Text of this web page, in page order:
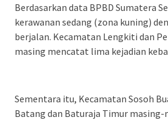
Berdasarkan data BPBD Sumatera
kerawanan sedang (zona kuning)
berjalan. Kecamatan Lengkiti dan
masing mencatat lima kejadian
Sementara itu, Kecamatan Sosoh
Batang dan Baturaja Timur masing-